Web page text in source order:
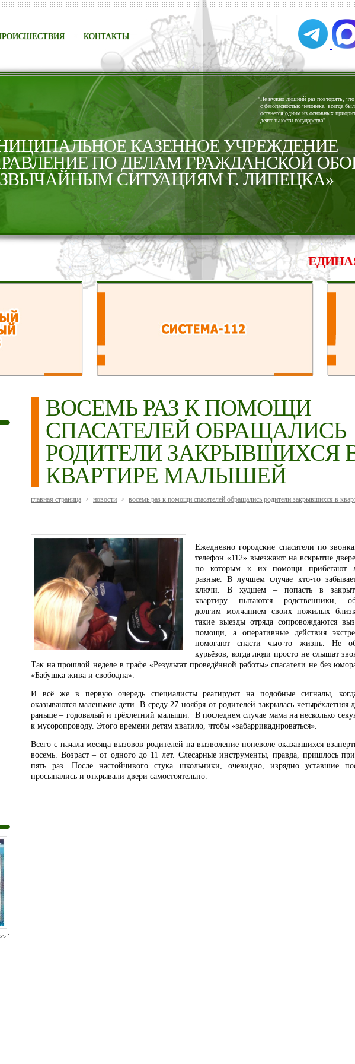
КОНТАКТЫ
"Не нужно лишний раз повторять, что
с безопасностью человека, всегда
останется одним из основных
деятельности государства".
КАЗЕННОЕ УЧРЕЖДЕНИЕ
ПО ДЕЛАМ ГРАЖДАНСКОЙ
СИТУАЦИЯМ Г. ЛИПЕЦКА»
ЕДИНАЯ
]
ВОСЕМЬ РАЗ К ПОМОЩИ
СПАСАТЕЛЕЙ ОБРАЩАЛИСЬ
РОДИТЕЛИ ЗАКРЫВШИХСЯ
КВАРТИРЕ МАЛЫШЕЙ
главная страница > новости > восемь раз к помощи спасателей обращались родители закрывшихся в
Ежедневно городские спасатели по
телефон «112» выезжают на вскрытие
по которым к их помощи прибегают
разные. В лучшем случае кто-то
ключи. В худшем – попасть в
квартиру пытаются родственники,
долгим молчанием своих пожилых
такие выезды отряда сопровождаются
помощи, а оперативные действия
помогают спасти чью-то жизнь. Не
курьёзов, когда люди просто не слышат
Так на прошлой неделе в графе «Результат проведённой работы» спасатели не без
«Бабушка жива и свободна».
И всё же в первую очередь специалисты реагируют на подобные сигналы,
оказываются маленькие дети. В среду 27 ноября от родителей закрылась четырёхлетняя
раньше – годовалый и трёхлетний малыши. В последнем случае мама на несколько
к мусоропроводу. Этого времени детям хватило, чтобы «забаррикадироваться».
Всего с начала месяца вызовов родителей на вызволение поневоле оказавшихся
восемь. Возраст – от одного до 11 лет. Слесарные инструменты, правда, пришлось
пять раз. После настойчивого стука школьники, очевидно, изрядно уставшие
просыпались и открывали двери самостоятельно.